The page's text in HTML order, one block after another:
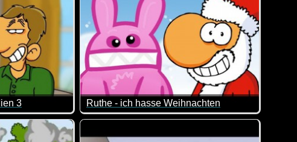
3
genial auf die Schippe genommen :-)
Ruthe - ich hasse Weihnachten